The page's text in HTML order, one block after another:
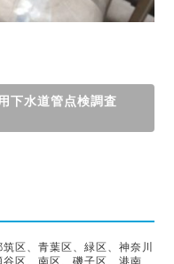
下水道管点検調査
区、青葉区、緑区、神奈川
区、南区、磯子区、港南